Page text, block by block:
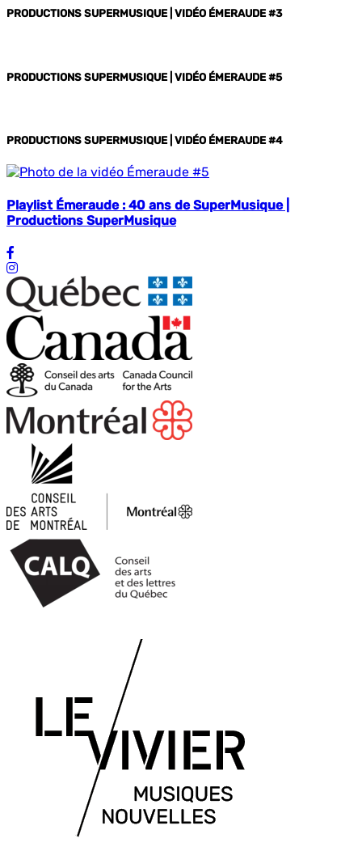
PRODUCTIONS SUPERMUSIQUE | VIDÉO ÉMERAUDE #3
PRODUCTIONS SUPERMUSIQUE | VIDÉO ÉMERAUDE #5
PRODUCTIONS SUPERMUSIQUE | VIDÉO ÉMERAUDE #4
Playlist Émeraude : 40 ans de SuperMusique |
Productions SuperMusique